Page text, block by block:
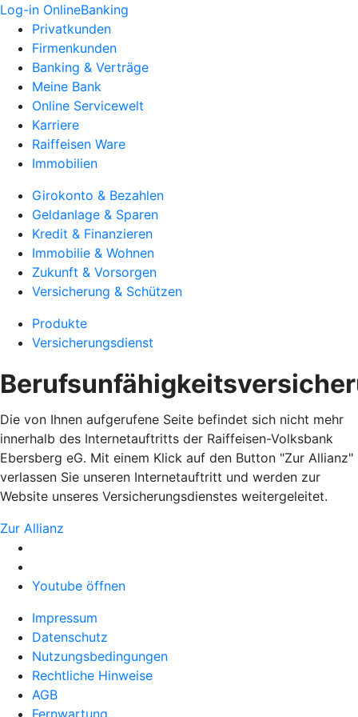
Log-in OnlineBanking
Privatkunden
Firmenkunden
Banking & Verträge
Meine Bank
Online Servicewelt
Karriere
Raiffeisen Ware
Immobilien
Girokonto & Bezahlen
Geldanlage & Sparen
Kredit & Finanzieren
Immobilie & Wohnen
Zukunft & Vorsorgen
Versicherung & Schützen
Produkte
Versicherungsdienst
Die von Ihnen aufgerufene Seite befindet sich nicht mehr
innerhalb des Internetauftritts der Raiffeisen-Volksbank
Ebersberg eG. Mit einem Klick auf den Button "Zur Allianz"
verlassen Sie unseren Internetauftritt und werden zur
Website unseres Versicherungsdienstes weitergeleitet.
Zur Allianz
Youtube öffnen
Impressum
Datenschutz
Nutzungsbedingungen
Rechtliche Hinweise
AGB
Fernwartung